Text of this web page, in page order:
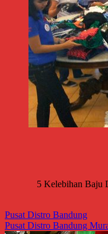
5 Kelebihan Baju
Pusat Distro Bandung
Pusat Distro Bandung